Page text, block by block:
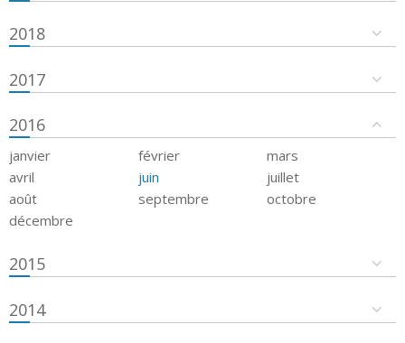
2018
2017
2016
janvier février
mars
avril
juin
juillet
août
septembre
octobre
décembre
2015
2014